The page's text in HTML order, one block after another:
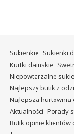
Sukienkie Sukienki
Kurtki damskie
Niepowtarzalne
Najlepszy butik z
Najlepsza hurtownia
Aktualności Porady
Butik opinie klientów